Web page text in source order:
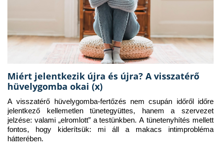
Miért jelentkezik újra és újra? A visszatérő
hüvelygomba okai (x)
A visszatérő hüvelygomba-fertőzés nem csupán időről időre
jelentkező kellemetlen tünetegyüttes, hanem a szervezet
jelzése: valami „elromlott” a testünkben. A tünetenyhítés mellett
fontos, hogy kiderítsük: mi áll a makacs intimprobléma
hátterében.